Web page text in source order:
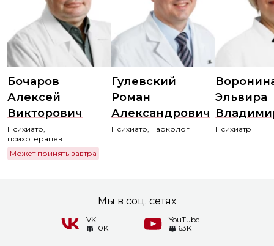
Бочаров
Алексей
Викторович
Психиатр,
психотерапевт
Может принять завтра
Гулевский
Роман
Александрович
Психиатр, нарколог
Эльвира
Психиатр
Мы в соц. сетях
VK
10K
YouTube
63K